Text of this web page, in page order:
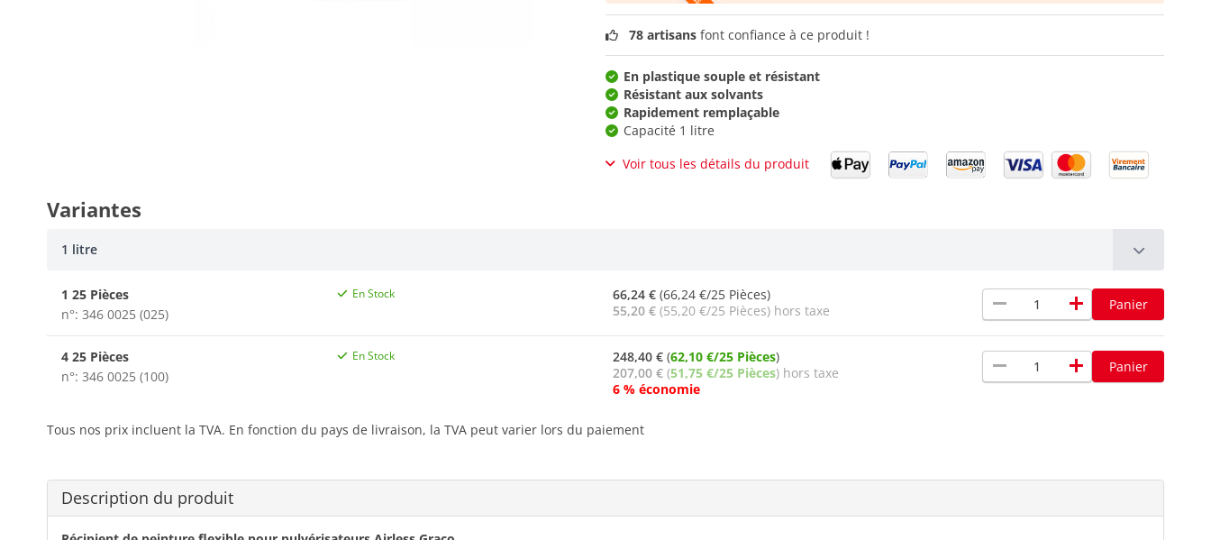
78 artisans font confiance à ce produit !
En plastique souple et résistant
Résistant aux solvants
Rapidement remplaçable
Capacité 1 litre
Voir tous les détails du produit
Variantes
1 litre
1 25 Pièces
n°: 346 0025 (025)
En Stock 66,24 € (66,24 €/25 Pièces)
55,20 € (55,20 €/25 Pièces) hors taxe remove add Panier
4 25 Pièces
n°: 346 0025 (100)
En Stock 248,40 € (62,10 €/25 Pièces)
207,00 € (51,75 €/25 Pièces) hors taxe
6 % économie
remove add Panier
Tous nos prix incluent la TVA. En fonction du pays de livraison, la TVA peut varier lors du paiement
Description du produit